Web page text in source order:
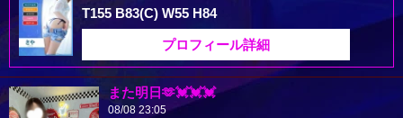
T155 B83(C) W55 H84
プロフィール詳細
また明日🫶💓💓💓
08/08 23:05